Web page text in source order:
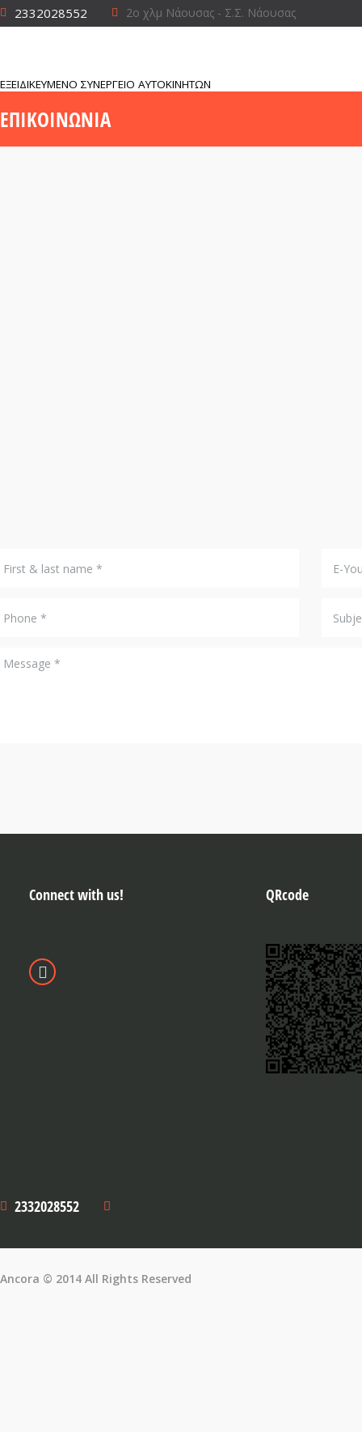
2332028552 2ο χλμ Νάουσας - Σ.Σ. Νάουσας
ΕΞΕΙΔΙΚΕΥΜΕΝΟ ΣΥΝΕΡΓΕΙΟ ΑΥΤΟΚΙΝΗΤΩΝ
ΕΠΙΚΟΙΝΩΝΊΑ
Connect with us! QRcode
2332028552
Ancora © 2014 All Rights Reserved